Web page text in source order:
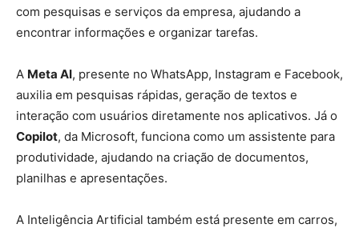
com pesquisas e serviços da empresa, ajudando a
encontrar informações e organizar tarefas.
A Meta AI, presente no WhatsApp, Instagram e Facebook,
auxilia em pesquisas rápidas, geração de textos e
interação com usuários diretamente nos aplicativos. Já o
Copilot, da Microsoft, funciona como um assistente para
produtividade, ajudando na criação de documentos,
planilhas e apresentações.
A Inteligência Artificial também está presente em carros,